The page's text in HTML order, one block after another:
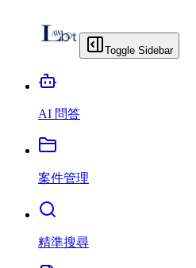
Toggle Sidebar
AI 問答
案件管理
精準搜尋